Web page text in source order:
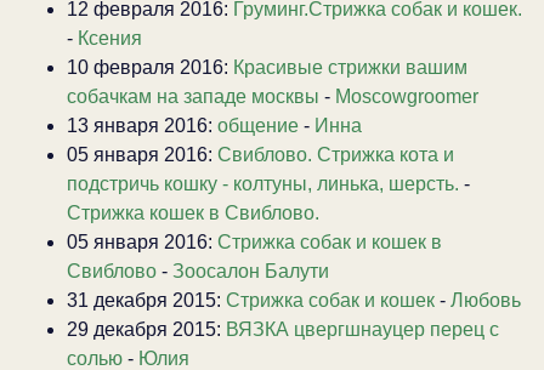
12 февраля 2016: Груминг.Стрижка собак и кошек.
- Ксения
10 февраля 2016: Красивые стрижки вашим
собачкам на западе москвы - Moscowgroomer
13 января 2016: общение - Инна
05 января 2016: Свиблово. Стрижка кота и
подстричь кошку - колтуны, линька, шерсть. -
Стрижка кошек в Свиблово.
05 января 2016: Стрижка собак и кошек в
Свиблово - Зоосалон Балути
31 декабря 2015: Стрижка собак и кошек - Любовь
29 декабря 2015: ВЯЗКА цвергшнауцер перец с
солью - Юлия